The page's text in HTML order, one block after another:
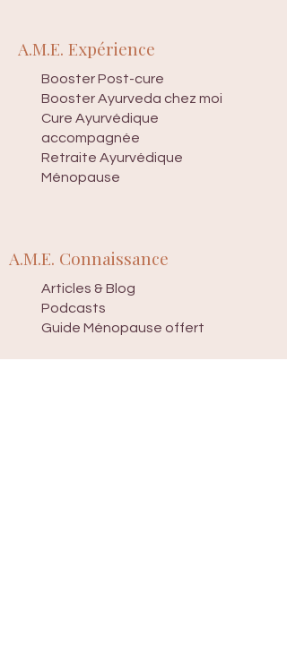
A.M.E. Expérience
Booster Post-cure
Booster Ayurveda chez moi
Cure Ayurvédique
accompagnée
Retraite Ayurvédique
Ménopause
A.M.E. Connaissance
Articles & Blog
Podcasts
Guide Ménopause offert